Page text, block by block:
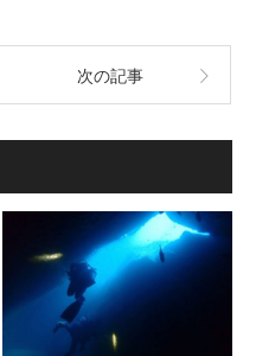
次の記事